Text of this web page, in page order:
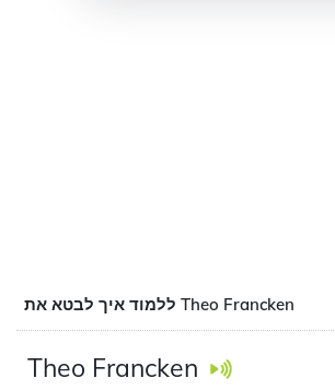
ללמוד איך לבטא את Theo Francken
Theo Francken